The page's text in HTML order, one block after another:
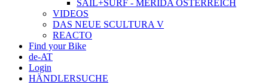
SAIL+SURF - MERIDA ÖSTERREICH
VIDEOS
DAS NEUE SCULTURA V
REACTO
Find your Bike
de-AT
Login
HÄNDLERSUCHE